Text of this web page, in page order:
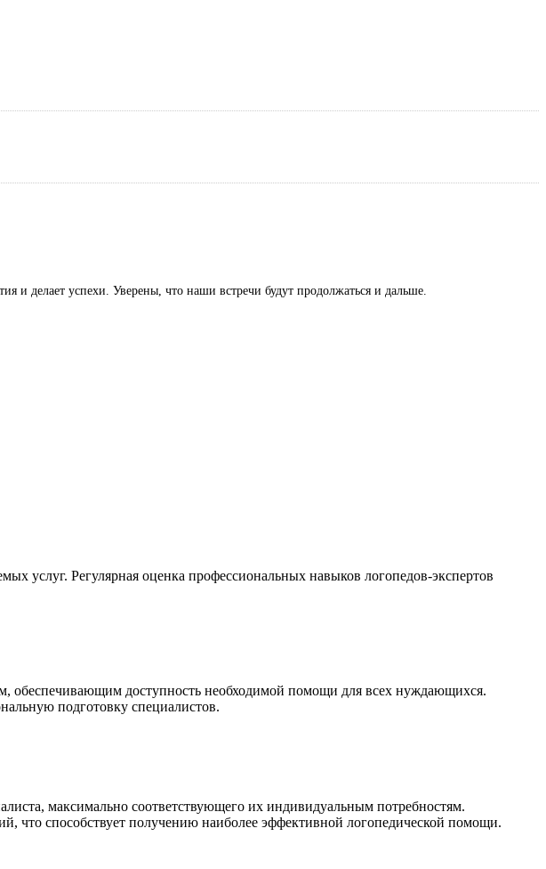
и делает успехи. Уверены, что наши встречи будут продолжаться и дальше.
услуг. Регулярная оценка профессиональных навыков логопедов-экспертов
обеспечивающим доступность необходимой помощи для всех нуждающихся.
подготовку специалистов.
максимально соответствующего их индивидуальным потребностям.
что способствует получению наиболее эффективной логопедической помощи.